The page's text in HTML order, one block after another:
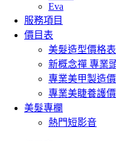
Eva
服務項目
價目表
美髮造型價格表
新概念禪 專業
專業美甲製造
專業美睫養護
美髮專欄
熱門短影音